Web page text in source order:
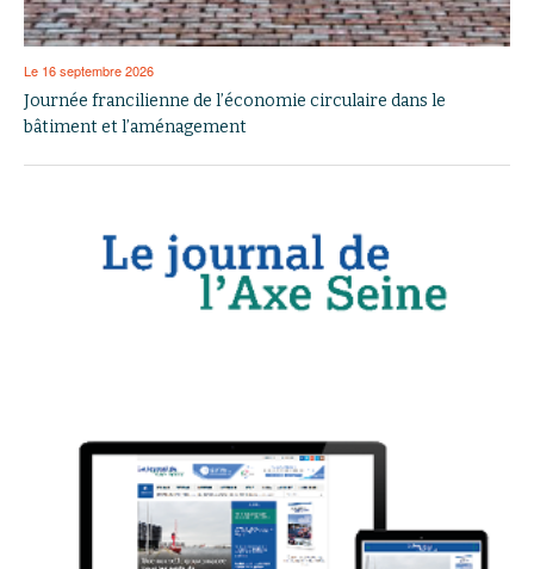
Le 16 septembre 2026
Journée francilienne de l’économie circulaire dans le
bâtiment et l’aménagement